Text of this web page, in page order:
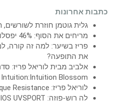
כתבות אחרונות
גלית גוטמן חוזרת
מריחים את הסוף: 46% יפסלו אתכם על חולצה מיוזעת
פריז בשיער: למה זה קורה,
את התופעה?
אלביב מבית לוריאל פריז:
Intuition:Intuition Blossom
לוריאל פריז: Infallible Laque Resistance
לה רוש-פוזה: ANTHELIOS UVSPORT